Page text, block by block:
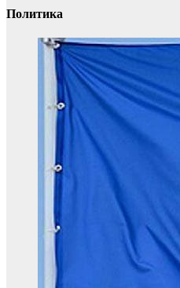
Политика